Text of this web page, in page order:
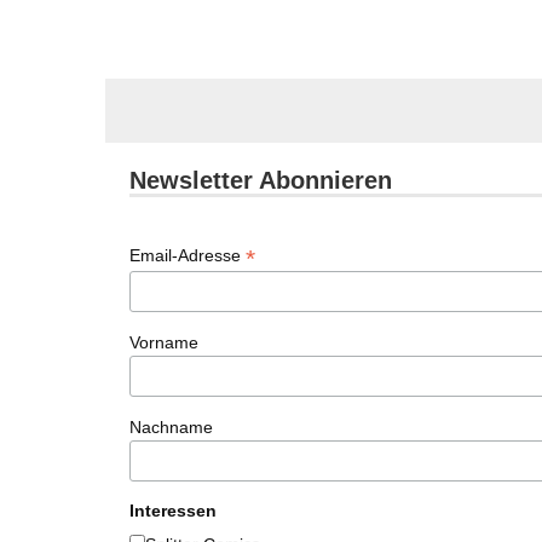
Newsletter Abonnieren
Email-Adresse *
Vorname
Nachname
Interessen